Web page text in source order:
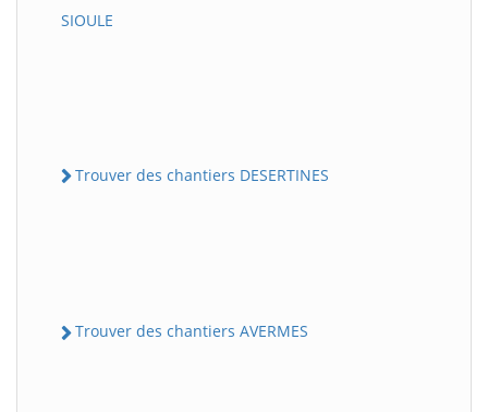
SIOULE
Trouver des chantiers DESERTINES
Trouver des chantiers AVERMES